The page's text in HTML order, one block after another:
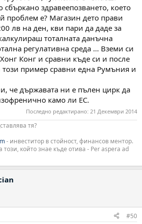
сбъркано здравеепозването, което
проблем е? Магазин дето прави
лв на ден, кви пари да даде за
тоталната данъчна
регулативна среда ... Вземи си
Конг и сравни къде си и после
пример сравни една Румъния и
че държавата ни е пълен цирк да
камо ли ЕС.
Последно редактирано: 21 Декември 2014
тя?
- инвеститор в стойност, финансов ментор.
този, който знае къде отива - Per aspera ad
#50